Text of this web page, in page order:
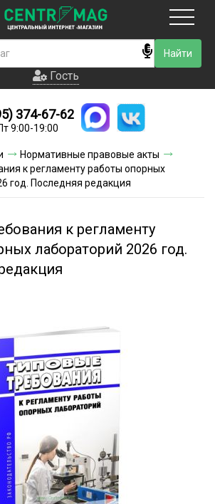
Гость
Новинки
Условия доставки
Условия оплаты
Акции и скидки
Гость
374-67-62
9:00-19:00
Нормативные правовые акты
к регламенту работы опорных
год. Последняя редакция
к регламенту
лабораторий 2026 год.